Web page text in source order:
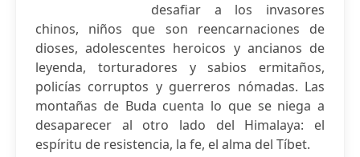
desafiar a los invasores
chinos, niños que son reencarnaciones de
dioses, adolescentes heroicos y ancianos de
leyenda, torturadores y sabios ermitaños,
policías corruptos y guerreros nómadas. Las
montañas de Buda cuenta lo que se niega a
desaparecer al otro lado del Himalaya: el
espíritu de resistencia, la fe, el alma del Tíbet.